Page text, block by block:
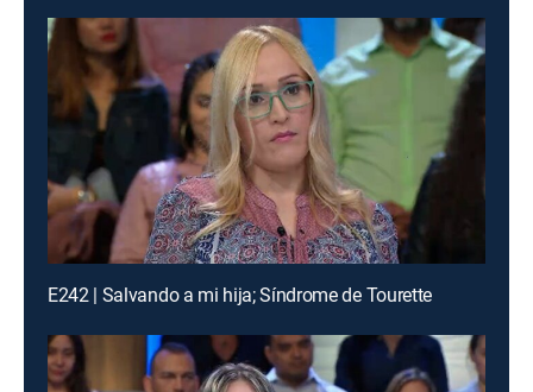
E242 | Salvando a mi hija; Síndrome de Tourette